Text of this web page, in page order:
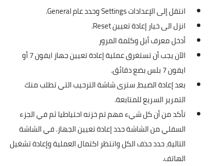
انتقل إلى الإعدادات Settings وحدد عام General.
انزل الى خيار إعادة تعيين Reset.
أدخل معرف أبل وكلمة المرور
الآن يجب أن تستغرق عملية إعادة تعيين جهاز ايفون 7 أو
ايفون 7 بلس بضع دقائق.
بعد إعادة الضبط، سترى شاشة الترحيب التي تطلب منك
التمرير السريع للمتابعة.
تأكد من أن كل شيء مهم تم خزنه احتياطيا ثم في الجزء
السفلي من الشاشة حدد إعادة تعيين الجهاز. في الشاشة
التالية، حدد حذف الكل وانتظر اكتمال العملية وإعادة تشغيل
الهاتف.